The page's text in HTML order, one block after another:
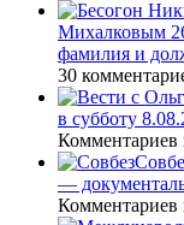
Михалковым
фамилия и
30
в субботу
Комментариев
—
Комментариев